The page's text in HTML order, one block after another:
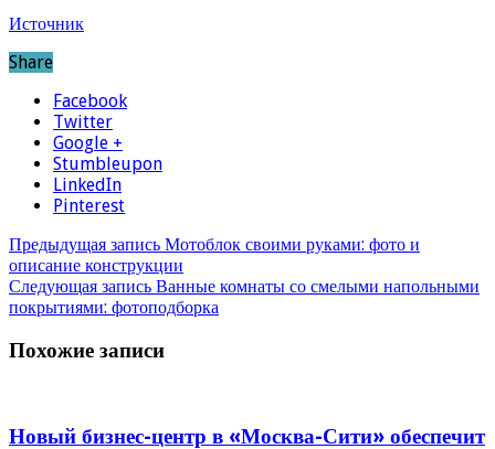
Источник
Share
Facebook
Twitter
Google +
Stumbleupon
LinkedIn
Pinterest
Предыдущая запись Мотоблок своими руками: фото и
описание конструкции
Следующая запись Ванные комнаты со смелыми напольными
покрытиями: фотоподборка
Похожие записи
Новый бизнес-центр в «Москва-Сити» обеспечит